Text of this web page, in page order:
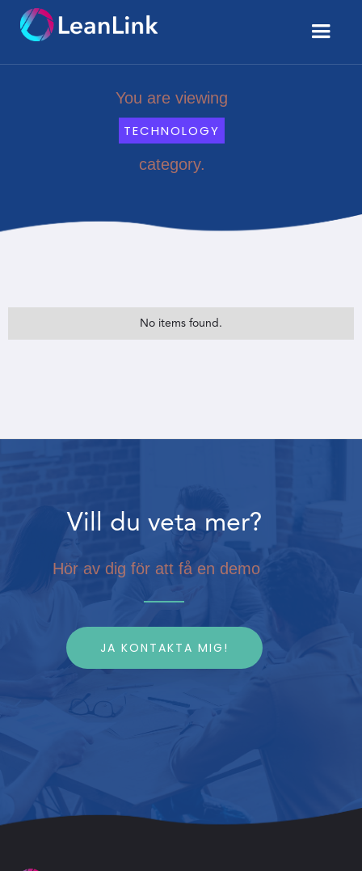
You are viewing
TECHNOLOGY
category.
No items found.
Vill du veta mer?
Hör av dig för att få en demo
JA KONTAKTA MIG!